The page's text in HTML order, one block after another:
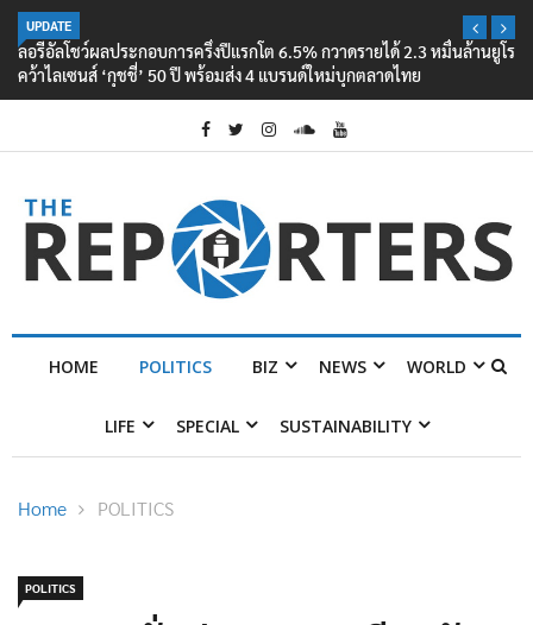
UPDATE
ลอรีอัลโชว์ผลประกอบการครึ่งปีแรกโต 6.5% กวาดรายได้ 2.3 หมื่นล้านยูโร
คว้าไลเซนส์ ‘กุชชี่’ 50 ปี พร้อมส่ง 4 แบรนด์ใหม่บุกตลาดไทย
HOME POLITICS BIZ NEWS WORLD
LIFE SPECIAL SUSTAINABILITY
Home POLITICS
POLITICS